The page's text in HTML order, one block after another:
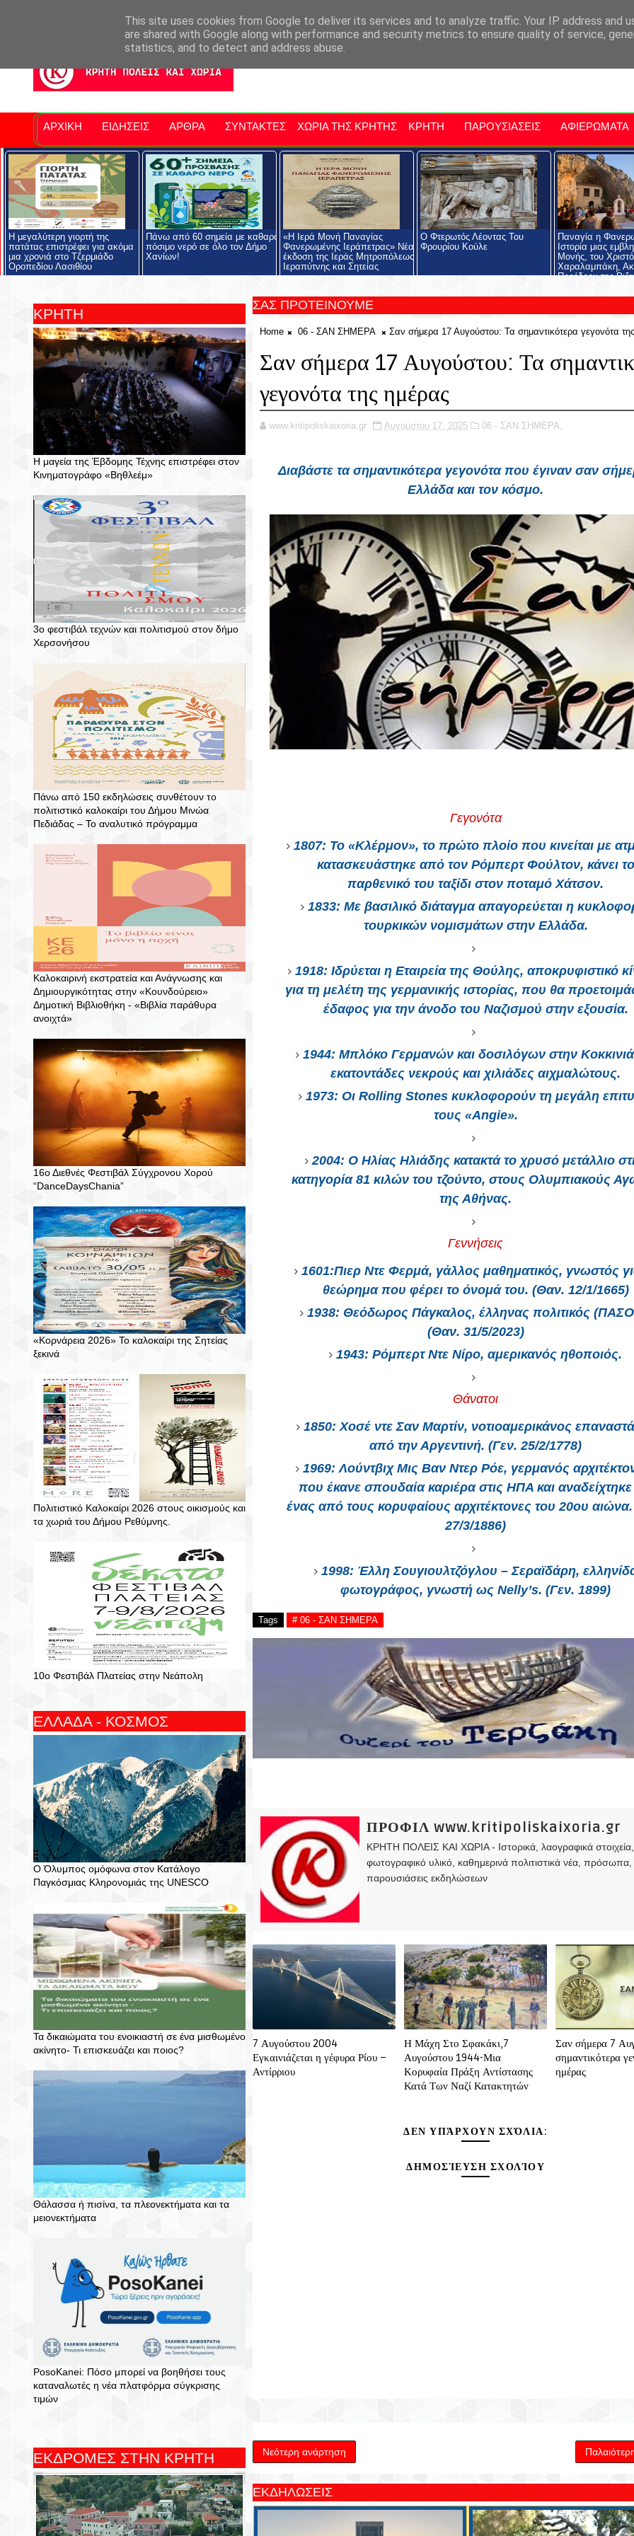
Νομός Λασιθίου Αγαπάμε Ρέθυμνο Επαρχία Μαλεβιζίου Εκδηλώσεις Στην Κρήτη Kriti Traveller
ΑΡΧΙΚΗ ΕΙΔΗΣΕΙΣ ΑΡΘΡΑ ΣΥΝΤΑΚΤΕΣ ΧΩΡΙΑ ΤΗΣ ΚΡΗΤΗΣ ΚΡΗΤΗ ΠΑΡΟΥΣΙΑΣΕΙΣ ΑΦΙΕΡΩΜΑΤΑ
Η μεγαλύτερη γιορτή της
πατάτας επιστρέφει για ακόμα
μια χρονιά στο Τζερμιάδο
Οροπεδίου Λασιθίου
Πάνω από 60 σημεία με καθαρό
πόσιμο νερό σε όλο τον Δήμο
Χανίων!
«Η Ιερά Μονή Παναγίας
Φανερωμένης Ιεράπετρας» Νέα
έκδοση της Ιεράς Μητροπόλεως
Ιεραπύτνης και Σητείας
Ο Φτερωτός Λέοντας Του
Φρουρίου Κούλε
Παναγία η
Ιστορία μιας
Μονής, του
Χαραλαμπάκη,
Προέδρου της
Ριζαρείου
ΚΡΗΤΗ
Η μαγεία της Έβδομης Τέχνης επιστρέφει στον
Κινηματογράφο «Βηθλεέμ»
3ο φεστιβάλ τεχνών και πολιτισμού στον δήμο
Χερσονήσου
Πάνω από 150 εκδηλώσεις συνθέτουν το
πολιτιστικό καλοκαίρι του Δήμου Μινώα
Πεδιάδας – To αναλυτικό πρόγραμμα
Καλοκαιρινή εκστρατεία και Ανάγνωσης και
Δημιουργικότητας στην «Κουνδούρειο»
Δημοτική Βιβλιοθήκη - «Βιβλία παράθυρα
ανοιχτά»
16ο Διεθνές Φεστιβάλ Σύγχρονου Χορού
“DanceDaysChania”
«Κορνάρεια 2026» Το καλοκαίρι της Σητείας
ξεκινά
Πολιτιστικό Καλοκαίρι 2026 στους οικισμούς και
τα χωριά του Δήμου Ρεθύμνης.
10ο Φεστιβάλ Πλατείας στην Νεάπολη
ΕΛΛΑΔΑ - ΚΟΣΜΟΣ
Ο Όλυμπος ομόφωνα στον Κατάλογο
Παγκόσμιας Κληρονομιάς της UNESCO
Τα δικαιώματα του ενοικιαστή σε ένα μισθωμένο
ακίνητο- Τι επισκευάζει και ποιος?
Θάλασσα ή πισίνα, τα πλεονεκτήματα και τα
μειονεκτήματα
PosoKanei: Πόσο μπορεί να βοηθήσει τους
καταναλωτές η νέα πλατφόρμα σύγκρισης
τιμών
ΕΚΔΡΟΜΕΣ ΣΤΗΝ ΚΡΗΤΗ
ΣΑΣ ΠΡΟΤΕΙΝΟΥΜΕ
Home 06 - ΣΑΝ ΣΗΜΕΡΑ Σαν σήμερα 17 Αυγούστου: Τα σημαντικότερα γεγονότα
Σαν σήμερα 17 Αυγούστου: Τα
γεγονότα της ημέρας
www.kritipoliskaixoria.gr Αυγούστου 17, 2025 06 - ΣΑΝ ΣΗΜΕΡΑ,
Διαβάστε τα σημαντικότερα γεγονότα που έγιναν σαν
Ελλάδα και τον κόσμο.
Γεγονότα
1807: Το «Κλέρμον», το πρώτο πλοίο που κινείται με
κατασκευάστηκε από τον Ρόμπερτ Φούλτον, κάνει το
παρθενικό του ταξίδι στον ποταμό Χάτσον.
1833: Με βασιλικό διάταγμα απαγορεύεται η
τουρκικών νομισμάτων στην Ελλάδα.
1918: Ιδρύεται η Εταιρεία της Θούλης, αποκρυφιστικό
για τη μελέτη της γερμανικής ιστορίας, που θα
έδαφος για την άνοδο του Ναζισμού στην εξουσία.
1944: Μπλόκο Γερμανών και δοσιλόγων στην
εκατοντάδες νεκρούς και χιλιάδες αιχμαλώτους.
1973: Οι Rolling Stones κυκλοφορούν τη μεγάλη
τους «Angie».
2004: Ο Ηλίας Ηλιάδης κατακτά το χρυσό μετάλλιο
κατηγορία 81 κιλών του τζούντο, στους Ολυμπιακούς
της Αθήνας.
Γεννήσεις
1601:Πιερ Ντε Φερμά, γάλλος μαθηματικός, γνωστός
θεώρημα που φέρει το όνομά του. (Θαν. 12/1/1665)
1938: Θεόδωρος Πάγκαλος, έλληνας πολιτικός
(Θαν. 31/5/2023)
1943: Ρόμπερτ Ντε Νίρο, αμερικανός ηθοποιός.
Θάνατοι
1850: Χοσέ ντε Σαν Μαρτίν, νοτιοαμερικάνος
από την Αργεντινή. (Γεν. 25/2/1778)
1969: Λούντβιχ Μις Βαν Ντερ Ρόε, γερμανός
που έκανε σπουδαία καριέρα στις ΗΠΑ και
ένας από τους κορυφαίους αρχιτέκτονες του 20ου
27/3/1886)
1998: Έλλη Σουγιουλτζόγλου – Σεραϊδάρη,
φωτογράφος, γνωστή ως Nelly’s. (Γεν. 1899)
Tags # 06 - ΣΑΝ ΣΗΜΕΡΑ
ΠΡΟΦΙΛ www.kritipoliskaixoria.gr
ΚΡΗΤΗ ΠΟΛΕΙΣ ΚΑΙ ΧΩΡΙΑ - Ιστορικά, λαογραφικά
φωτογραφικό υλικό, καθημερινά πολιτιστικά νέα, πρόσωπα,
παρουσιάσεις εκδηλώσεων
7 Αυγούστου 2004
Εγκαινιάζεται η γέφυρα Ρίου –
Αντίρριου
Η Μάχη Στο Σφακάκι,7
Αυγούστου 1944-Μια
Κορυφαία Πράξη Αντίστασης
Κατά Των Ναζί Κατακτητών
Σαν σήμερα 7
σημαντικότερα
ημέρας
ΔΕΝ ΥΠΆΡΧΟΥΝ ΣΧΌΛΙΑ:
ΔΗΜΟΣΊΕΥΣΗ ΣΧΟΛΊΟΥ
Νεότερη ανάρτηση
ΕΚΔΗΛΩΣΕΙΣ
This site uses cookies from Google to deliver its services and to analyze traffic. Your IP address and
are shared with Google along with performance and security metrics to ensure quality of service,
statistics, and to detect and address abuse.